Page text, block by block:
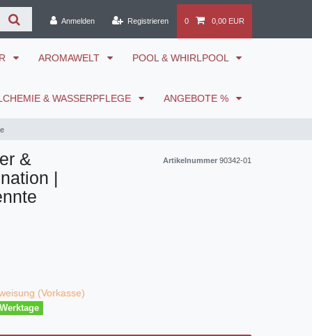
Anmelden Registrieren 0 0,00 EUR
AROMAWELT POOL & WHIRLPOOL
& WASSERPFLEGE ANGEBOTE %
&
|
Artikelnummer 90342-01
(Vorkasse)